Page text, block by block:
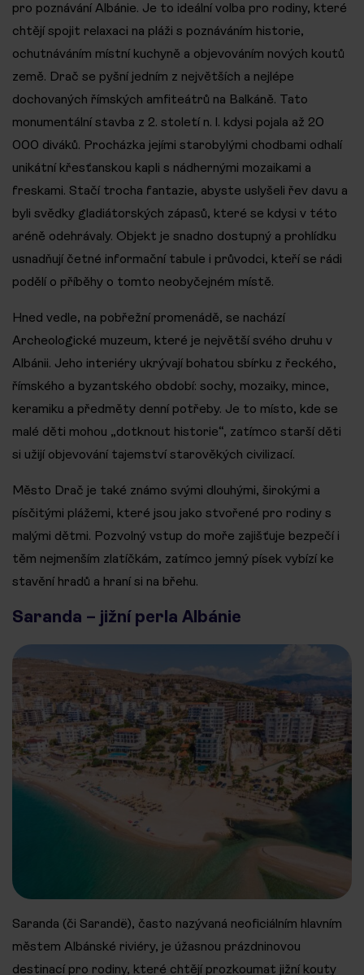
pro poznávání Albánie. Je to ideální volba pro rodiny, které
chtějí spojit relaxaci na pláži s poznáváním historie,
ochutnáváním místní kuchyně a objevováním nových koutů
země. Drač se pyšní jedním z největších a nejlépe
dochovaných římských amfiteátrů na Balkáně. Tato
monumentální stavba z 2. století n. l. kdysi pojala až 20
000 diváků. Procházka jejími starobylými chodbami odhalí
unikátní křesťanskou kapli s nádhernými mozaikami a
freskami. Stačí trocha fantazie, abyste uslyšeli řev davu a
byli svědky gladiátorských zápasů, které se kdysi v této
aréně odehrávaly. Objekt je snadno dostupný a prohlídku
usnadňují četné informační tabule i průvodci, kteří se rádi
podělí o příběhy o tomto neobyčejném místě.
Hned vedle, na pobřežní promenádě, se nachází
Archeologické muzeum, které je největší svého druhu v
Albánii. Jeho interiéry ukrývají bohatou sbírku z řeckého,
římského a byzantského období: sochy, mozaiky, mince,
keramiku a předměty denní potřeby. Je to místo, kde se
malé děti mohou „dotknout historie“, zatímco starší děti
si užijí objevování tajemství starověkých civilizací.
Město Drač je také známo svými dlouhými, širokými a
písčitými plážemi, které jsou jako stvořené pro rodiny s
malými dětmi. Pozvolný vstup do moře zajišťuje bezpečí i
těm nejmenším zlatíčkám, zatímco jemný písek vybízí ke
stavění hradů a hraní si na břehu.
Saranda – jižní perla Albánie
Saranda (či Sarandë), často nazývaná neoficiálním hlavním
městem Albánské riviéry, je úžasnou prázdninovou
destinací pro rodiny, které chtějí prozkoumat jižní kouty